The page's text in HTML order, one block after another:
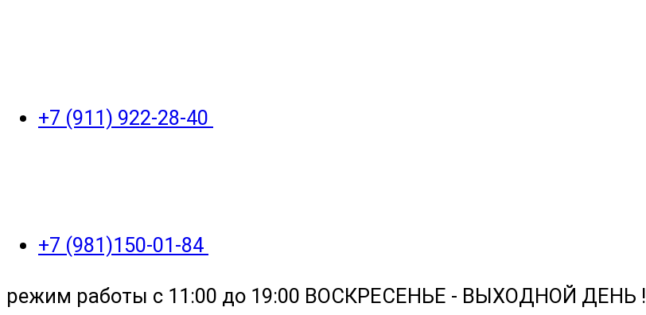
+7 (911) 922-28-40
+7 (981)150-01-84
режим работы с 11:00 до 19:00 ВОСКРЕСЕНЬЕ - ВЫХОДНОЙ ДЕНЬ !